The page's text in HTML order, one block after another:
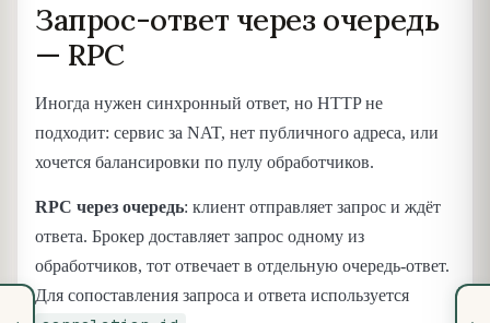
Запрос-ответ через очередь
— RPC
Иногда нужен синхронный ответ, но HTTP не
подходит: сервис за NAT, нет публичного адреса, или
хочется балансировки по пулу обработчиков.
RPC через очередь: клиент отправляет запрос и ждёт
ответа. Брокер доставляет запрос одному из
обработчиков, тот отвечает в отдельную очередь-ответ.
Для сопоставления запроса и ответа используется